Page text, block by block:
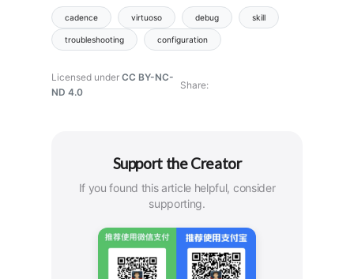
cadence virtuoso debug skill
troubleshooting configuration
Licensed under CC BY-NC-
ND 4.0
Share
Support the Creator
If you found this article helpful, consider
supporting.